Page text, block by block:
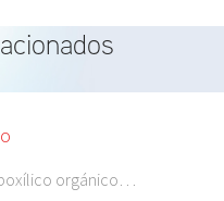
orgánico…